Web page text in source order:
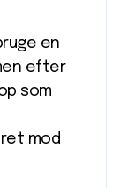
en
efter
som
mod